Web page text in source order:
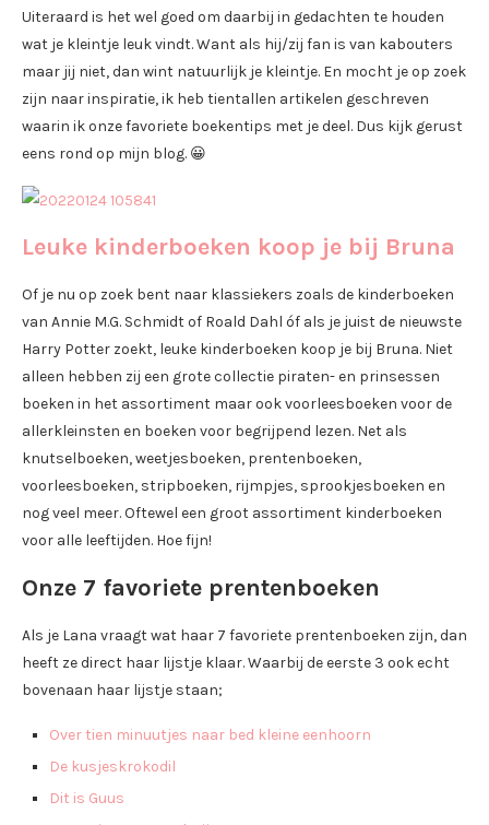
Uiteraard is het wel goed om daarbij in gedachten te houden
wat je kleintje leuk vindt. Want als hij/zij fan is van kabouters
maar jij niet, dan wint natuurlijk je kleintje. En mocht je op zoek
zijn naar inspiratie, ik heb tientallen artikelen geschreven
waarin ik onze favoriete boekentips met je deel. Dus kijk gerust
eens rond op mijn blog. 😀
Leuke kinderboeken koop je bij Bruna
Of je nu op zoek bent naar klassiekers zoals de kinderboeken
van Annie M.G. Schmidt of Roald Dahl óf als je juist de nieuwste
Harry Potter zoekt, leuke kinderboeken koop je bij Bruna. Niet
alleen hebben zij een grote collectie piraten- en prinsessen
boeken in het assortiment maar ook voorleesboeken voor de
allerkleinsten en boeken voor begrijpend lezen. Net als
knutselboeken, weetjesboeken, prentenboeken,
voorleesboeken, stripboeken, rijmpjes, sprookjesboeken en
nog veel meer. Oftewel een groot assortiment kinderboeken
voor alle leeftijden. Hoe fijn!
Onze 7 favoriete prentenboeken
Als je Lana vraagt wat haar 7 favoriete prentenboeken zijn, dan
heeft ze direct haar lijstje klaar. Waarbij de eerste 3 ook echt
bovenaan haar lijstje staan;
Over tien minuutjes naar bed kleine eenhoorn
De kusjeskrokodil
Dit is Guus